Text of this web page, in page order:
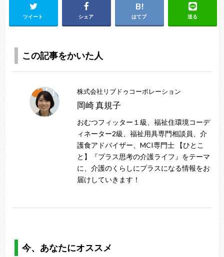
ツイート シェア はてブ 送る
この記事をかいた人
株式会社リブドゥコーポレーション
岡崎 真規子
おむつフィッター１級、福祉住環境コーデ
ィネーター2級、福祉用具専門相談員、介
護食アドバイザー、MCI専門士 【ひとこ
と】『プラス思考の介護ライフ』をテーマ
に、介護のくらしにプラスになる情報をお
届けしていきます！
今、あなたにオススメ